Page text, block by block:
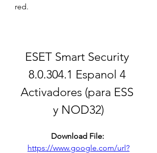
red.
ESET Smart Security
8.0.304.1 Espanol 4
Activadores (para ESS
y NOD32)
https://www.google.com/url?